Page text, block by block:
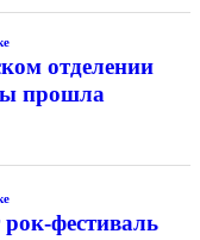
отделении
прошла
фестиваль